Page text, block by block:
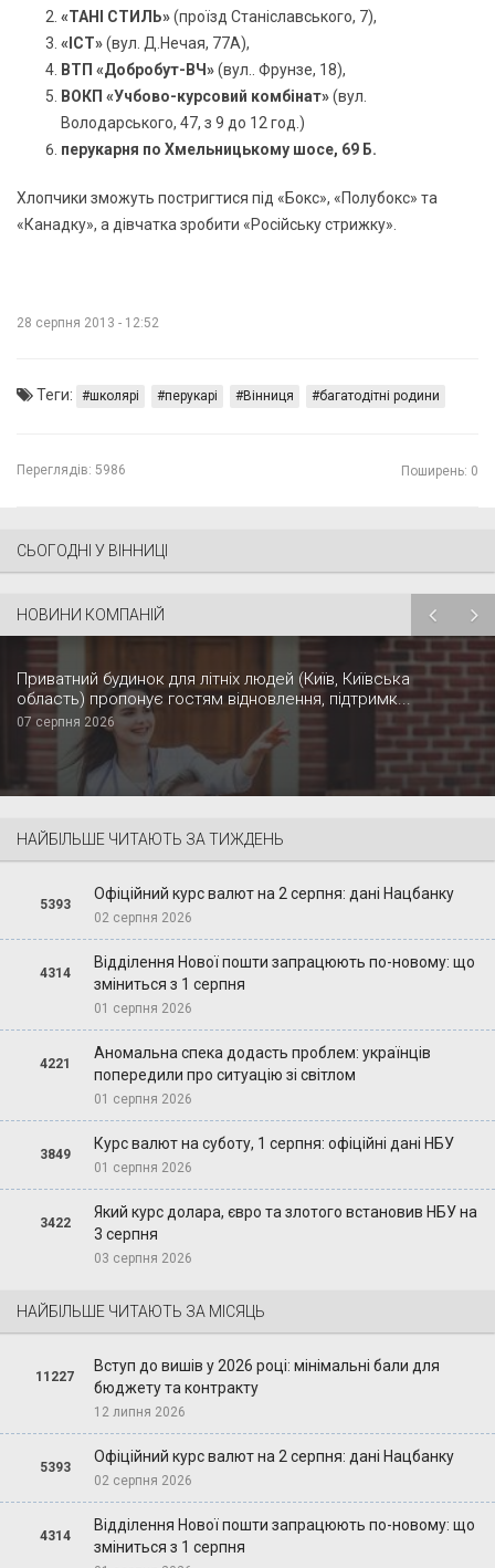
«ТАНІ СТИЛЬ»(проїзд Станіславського, 7),
«ІСТ»(вул. Д.Нечая, 77А),
ВТП «Добробут-ВЧ»(вул.. Фрунзе, 18),
ВОКП «Учбово-курсовий комбінат»(вул.
Володарського, 47, з 9 до 12 год.)
перукарня по Хмельницькому шосе, 69 Б.
Хлопчики зможуть постригтися під «Бокс», «Полубокс» та
«Канадку», а дівчатка зробити «Російську стрижку». ​
28 серпня 2013 - 12:52
Теги: школярі перукарі Вінниця багатодітні родини
Переглядів: 5986 Поширень: 0
СЬОГОДНІ У ВІННИЦІ
НОВИНИ КОМПАНІЙ
Приватний будинок для літніх людей (Київ, Київська
область) пропонує гостям відновлення, підтримк...
07 серпня 2026
НАЙБІЛЬШЕ ЧИТАЮТЬ ЗА ТИЖДЕНЬ
5393
Офіційний курс валют на 2 серпня: дані Нацбанку
02 серпня 2026
4314
Відділення Нової пошти запрацюють по-новому: що
зміниться з 1 серпня
01 серпня 2026
4221
Аномальна спека додасть проблем: українців
попередили про ситуацію зі світлом
01 серпня 2026
3849
Курс валют на суботу, 1 серпня: офіційні дані НБУ
01 серпня 2026
3422
Який курс долара, євро та злотого встановив НБУ на
3 серпня
03 серпня 2026
НАЙБІЛЬШЕ ЧИТАЮТЬ ЗА МІСЯЦЬ
11227
Вступ до вишів у 2026 році: мінімальні бали для
бюджету та контракту
12 липня 2026
5393
Офіційний курс валют на 2 серпня: дані Нацбанку
02 серпня 2026
4314
Відділення Нової пошти запрацюють по-новому: що
зміниться з 1 серпня